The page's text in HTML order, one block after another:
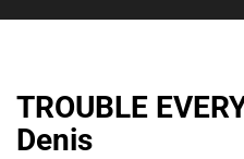
TROUBLE
Denis